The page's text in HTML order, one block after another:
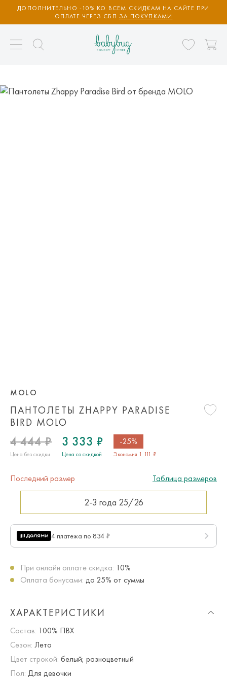
ДОПОЛНИТЕЛЬНО -10% КО ВСЕМ СКИДКАМ НА САЙТЕ ПРИ
ОПЛАТЕ ЧЕРЕЗ СБП ЗА ПОКУПКАМИ
ПАНТОЛЕТЫ ZHAPPY PARADISE
BIRD MOLO
MOLO
4 444 ₽
Цена без скидки
3 333 ₽
Цена со скидкой
-25%
Экономия 1 111 ₽
Последний размер Таблица размеров
2-3 года 25/26
4 платежа по 834 ₽
При онлайн оплате скидка: 10%
Оплата бонусами: до 25% от суммы
ХАРАКТЕРИСТИКИ
Состав: 100% ПВХ
Сезон: Лето
Цвет строкой: белый; разноцветный
Пол: Для девочки